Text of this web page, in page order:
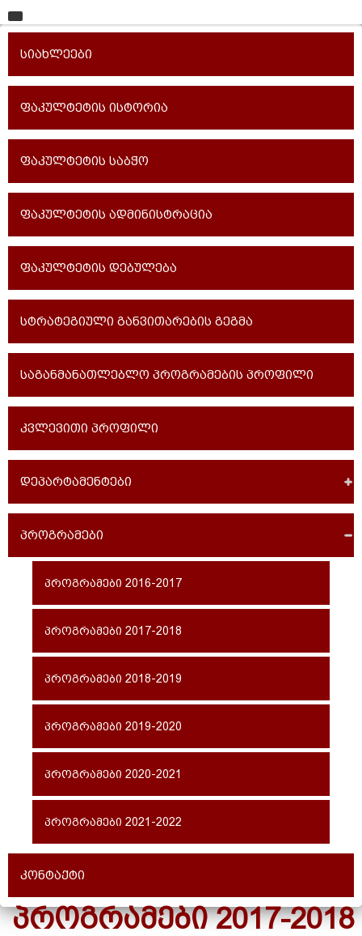
მთავარი
სწავლა
კვლევა
ინტერნაციონალიზაცია
სიახლეები
ფაკულტეტის ისტორია
ფაკულტეტის საბჭო
ფაკულტეტის ადმინისტრაცია
ფაკულტეტის დებულება
სტრატეგიული განვითარების გეგმა
საგანმანათლებლო პროგრამების პროფილი
კვლევითი პროფილი
დეპარტამენტები
პროგრამები
პროგრამები 2016-2017
პროგრამები 2017-2018
პროგრამები 2018-2019
პროგრამები 2019-2020
პროგრამები 2020-2021
პროგრამები 2021-2022
კონტაქტი
ᲞᲠᲝᲒᲠᲐᲛᲔᲑᲘ 2017-2018